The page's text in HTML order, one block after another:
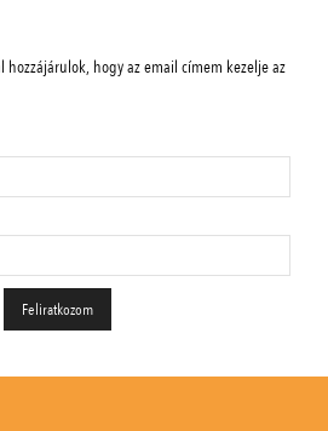
hozzájárulok, hogy az email címem kezelje az